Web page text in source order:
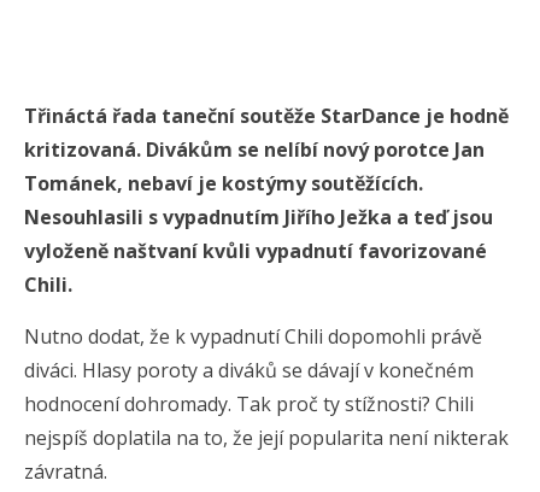
Třináctá řada taneční soutěže StarDance je hodně
kritizovaná. Divákům se nelíbí nový porotce Jan
Tománek, nebaví je kostýmy soutěžících.
Nesouhlasili s vypadnutím Jiřího Ježka a teď jsou
vyloženě naštvaní kvůli vypadnutí favorizované
Chili.
Nutno dodat, že k vypadnutí Chili dopomohli právě
diváci. Hlasy poroty a diváků se dávají v konečném
hodnocení dohromady. Tak proč ty stížnosti? Chili
nejspíš doplatila na to, že její popularita není nikterak
závratná.